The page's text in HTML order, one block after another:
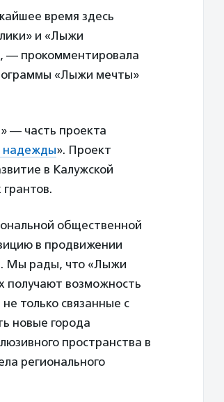
время здесь
и «Лыжи
— прокомментировала
«Лыжи мечты»
— часть проекта
надежды». Проект
в Калужской
общественной
в продвижении
Мы рады, что «Лыжи
получают возможность
только связанные с
новые города
пространства в
регионального